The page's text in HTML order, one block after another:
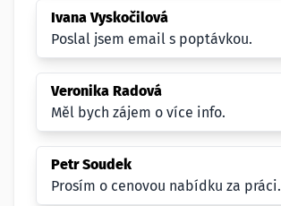
Ivana Vyskočilová
Poslal jsem email s poptávkou.
Veronika Radová
Měl bych zájem o více info.
Petr Soudek
Prosím o cenovou nabídku za práci.